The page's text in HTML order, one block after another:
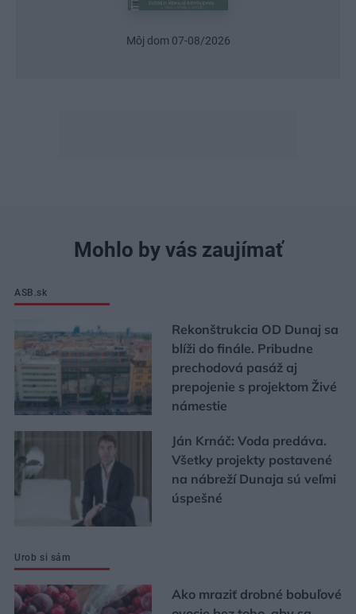
Môj dom 07-08/2026
Mohlo by vás zaujímať
ASB.sk
Rekonštrukcia OD Dunaj sa
blíži do finále. Pribudne
prechodová pasáž aj
prepojenie s projektom Živé
námestie
Ján Krnáč: Voda predáva.
Všetky projekty postavené
na nábreží Dunaja sú veľmi
úspešné
Urob si sám
Ako mraziť drobné bobuľové